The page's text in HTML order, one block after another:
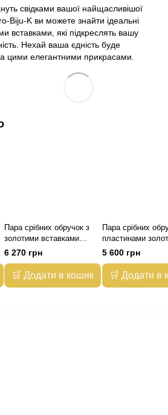
свідками вашої найщасливішої
Biju-K ви можете знайти ідеальні
вставками, які підкреслять вашу
Нехай ваша єдність буде
цими елегантними прикрасами.
Пара срібних обручок з
золотими вставками
Обр11Обр46 - 15/18
6 270 грн
🛒 Додати в кошик
Пара срібних
пластинами
Обр5002к - 15/18
5 600 грн
🛒 Додати в